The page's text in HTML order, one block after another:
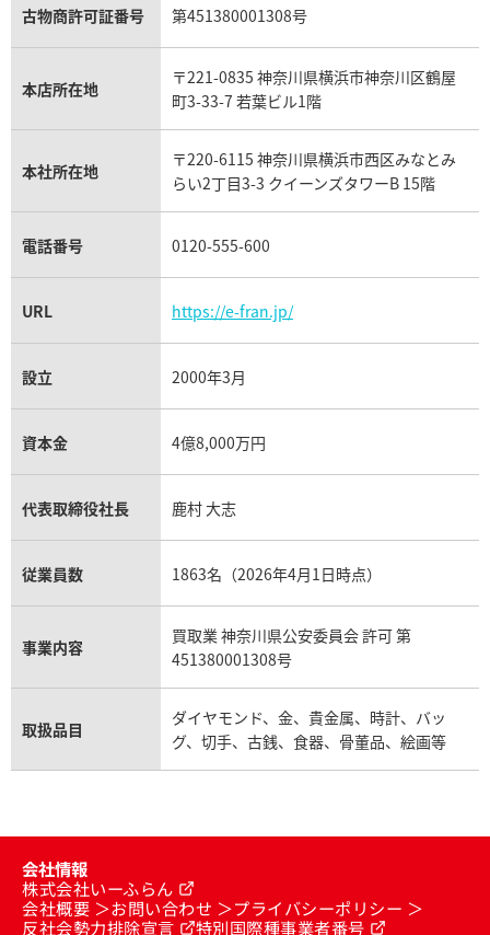
アクアマリン買取
オメガ買取
カルティエ買取
フランク ミュラー買取
リシャール・ミル買取
パネライ買取
チューダー（チュードル）買取
プラダ買取
モーブッサン買取
古物商許可証番号 第451380001308号
本店所在地
〒221-0835 神奈川県横浜市神奈川区鶴屋
町3-33-7 若葉ビル1階
本社所在地
〒220-6115 神奈川県横浜市西区みなとみ
らい2丁目3-3 クイーンズタワーB 15階
電話番号 0120-555-600
URL https://e-fran.jp/
設立 2000年3月
資本金 4億8,000万円
代表取締役社長 鹿村 大志
従業員数 1863名（2026年4月1日時点）
事業内容
買取業 神奈川県公安委員会 許可 第
451380001308号
取扱品目
ダイヤモンド、金、貴金属、時計、バッ
グ、切手、古銭、食器、骨董品、絵画等
会社情報
株式会社いーふらん
会社概要
お問い合わせ
プライバシーポリシー
反社会勢力排除宣言
特別国際種事業者番号